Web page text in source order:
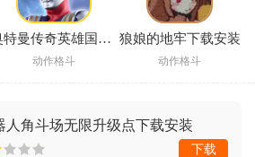
奥特曼传奇英雄国际服(奥特曼传奇英雄（宇宙英雄）国际服安装器)
动作格斗
狼娘的地牢下载安装
动作格斗
人角斗场无限升级点下载安装
下载